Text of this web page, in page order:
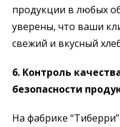
продукции в любых
уверены, что ваши
свежий и вкусный
6. Контроль
безопасности
На фабрике